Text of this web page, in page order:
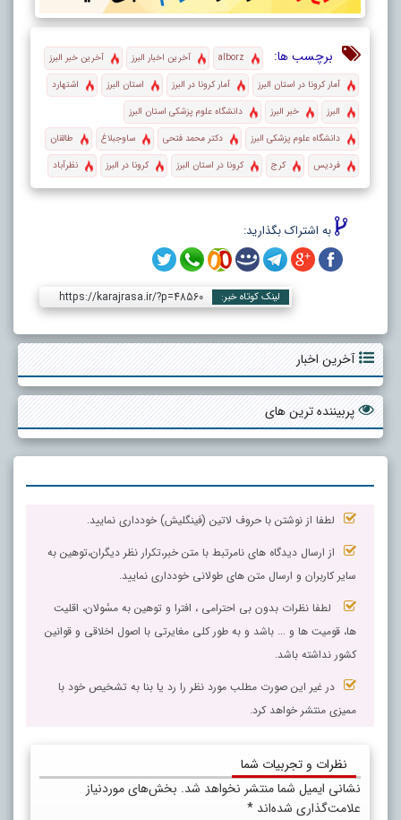
برچسب ها: alborz آخرین اخبار البرز
آخرین خبر البرز
آمار کرونا در استان البرز
آمار کرونا در البرز استان البرز
اشتهارد
البرز
خبر البرز
دانشگاه علوم پزشکی استان البرز
دانشگاه علوم پزشکی البرز
دکتر محمد فتحی ساوجبلاغ
طالقان
فردیس
کرج کرونا در استان البرز کرونا در البرز نظرآباد
به اشتراک بگذارید:
لینک کوتاه خبر: https://karajrasa.ir/?p=48560
آخرین اخبار
پربیننده ترین های
لطفا از نوشتن با حروف لاتین (فینگلیش) خودداری نمایید.
از ارسال دیدگاه های نامرتبط با متن خبر،تکرار نظر دیگران،توهین به
سایر کاربران و ارسال متن های طولانی خودداری نمایید.
لطفا نظرات بدون بی احترامی ، افترا و توهین به مسٔولان، اقلیت
ها، قومیت ها و ... باشد و به طور کلی مغایرتی با اصول اخلاقی و قوانین
کشور نداشته باشد.
در غیر این صورت مطلب مورد نظر را رد یا بنا به تشخیص خود با
ممیزی منتشر خواهد کرد.
نظرات و تجربیات شما
نشانی ایمیل شما منتشر نخواهد شد. بخش‌های موردنیاز
علامت‌گذاری شده‌اند *